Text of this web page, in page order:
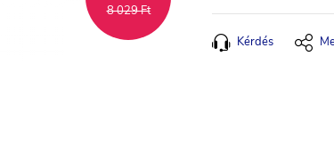
8 029 Ft
Kérdés